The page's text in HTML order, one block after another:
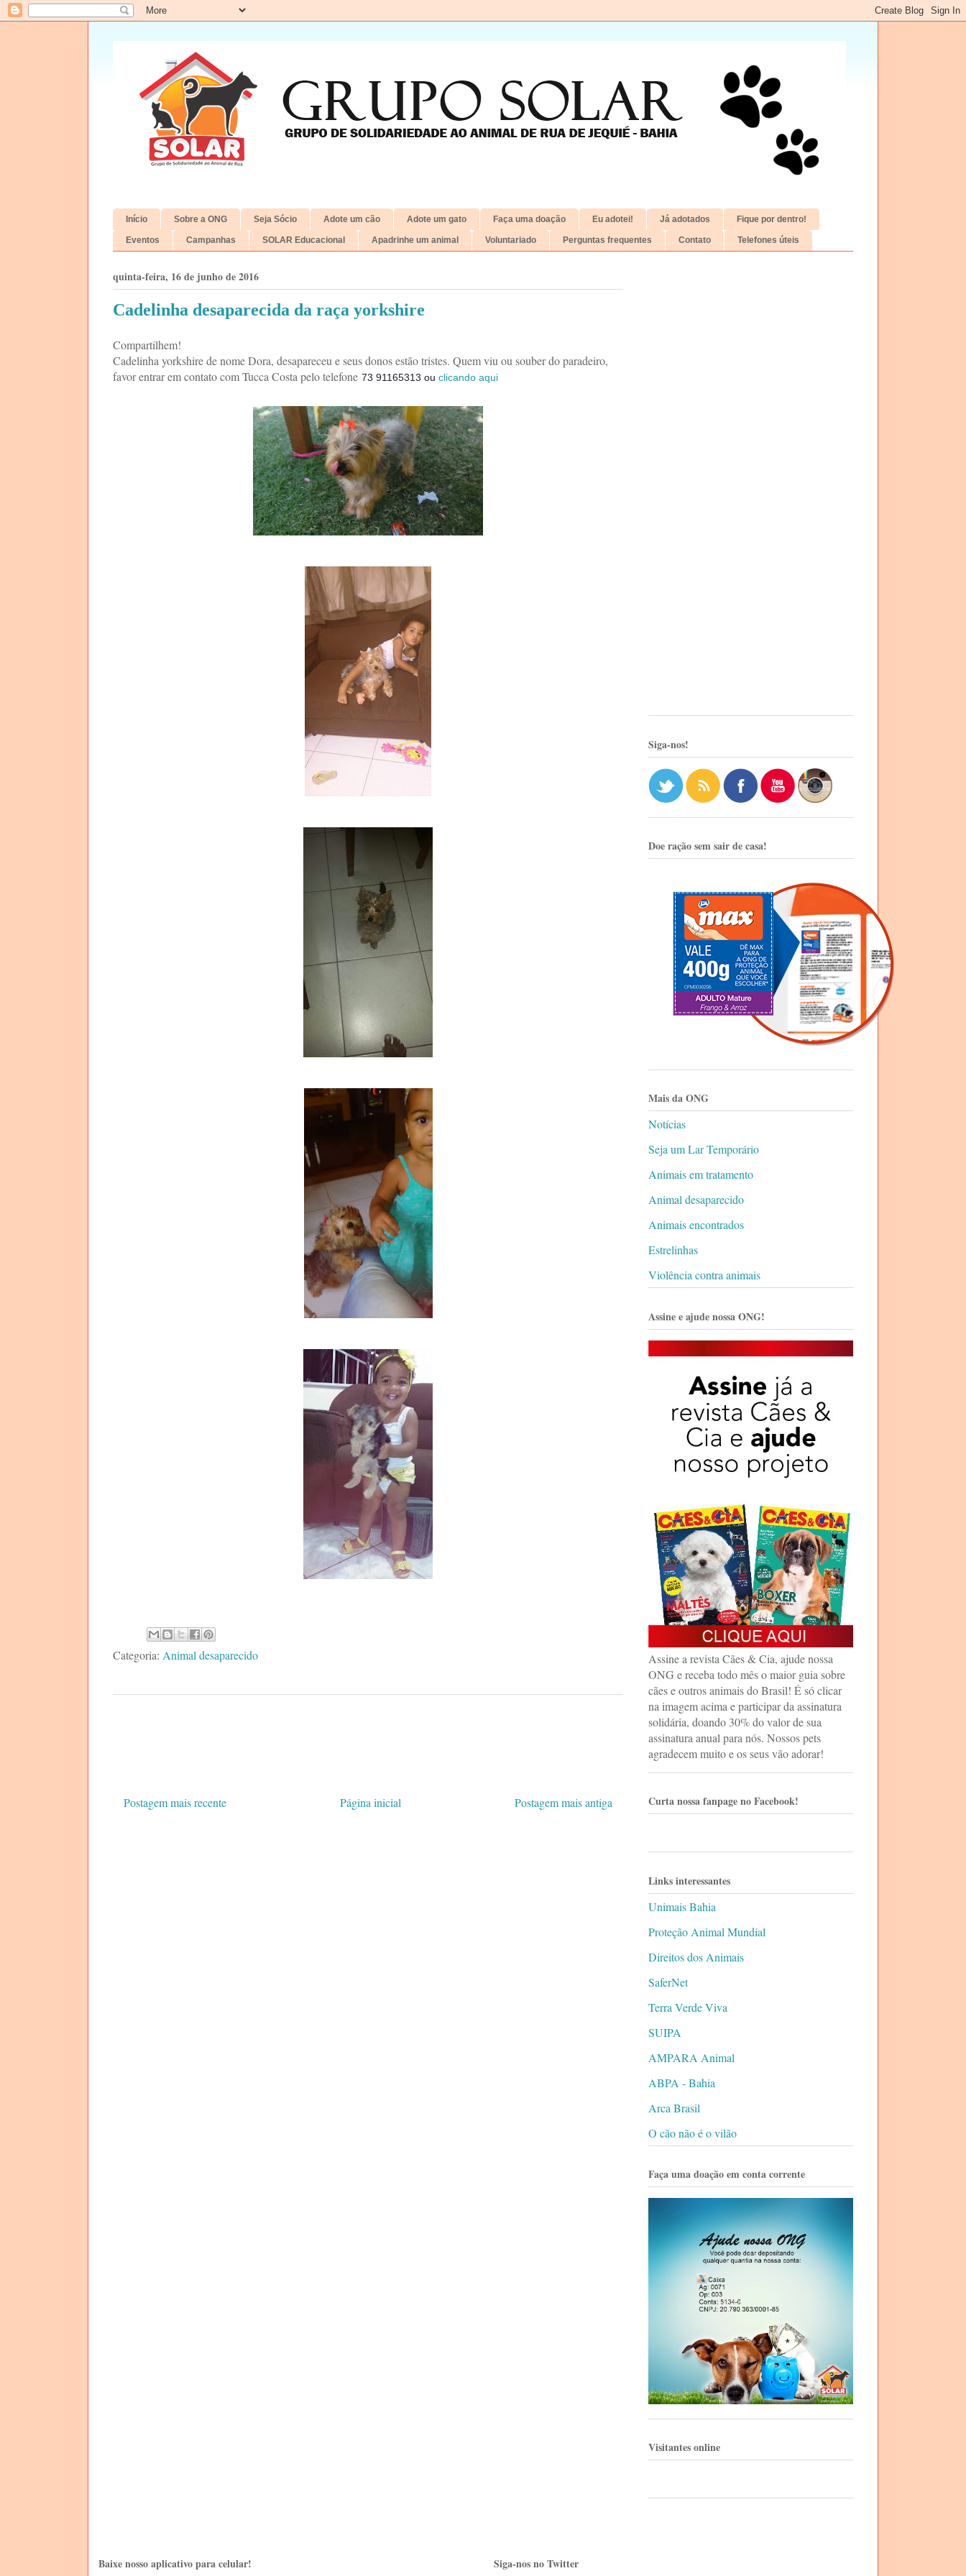
Início Sobre a ONG Seja Sócio Adote um cão Adote um gato Faça uma doação Eu adotei! Já adotados Fique por dentro!
Eventos Campanhas SOLAR Educacional Apadrinhe um animal Voluntariado Perguntas frequentes Contato Telefones úteis
quinta-feira, 16 de junho de 2016
Cadelinha desaparecida da raça yorkshire
Compartilhem!
Cadelinha yorkshire de nome Dora, desapareceu e seus donos estão tristes. Quem viu ou souber do paradeiro,
favor entrar em contato com Tucca Costa pelo telefone 73 91165313 ou clicando aqui
Categoria: Animal desaparecido
Postagem mais recente Postagem mais antiga
Página inicial
Siga-nos!
Doe ração sem sair de casa!
Mais da ONG
Notícias
Seja um Lar Temporário
Animais em tratamento
Animal desaparecido
Animais encontrados
Estrelinhas
Violência contra animais
Assine e ajude nossa ONG!
Assine a revista Cães & Cia, ajude nossa
ONG e receba todo mês o maior guia sobre
cães e outros animais do Brasil! É só clicar
na imagem acima e participar da assinatura
solidária, doando 30% do valor de sua
assinatura anual para nós. Nossos pets
agradecem muito e os seus vão adorar!
Curta nossa fanpage no Facebook!
Links interessantes
Unimais Bahia
Proteção Animal Mundial
Direitos dos Animais
SaferNet
Terra Verde Viva
SUIPA
AMPARA Animal
ABPA - Bahia
Arca Brasil
O cão não é o vilão
Faça uma doação em conta corrente
Visitantes online
Baixe nosso aplicativo para celular! Siga-nos no Twitter